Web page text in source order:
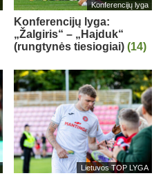
Konferencijų lyga
Konferencijų lyga:
„Žalgiris“ – „Hajduk“
(rungtynės tiesiogiai) (14)
Lietuvos TOP LYGA